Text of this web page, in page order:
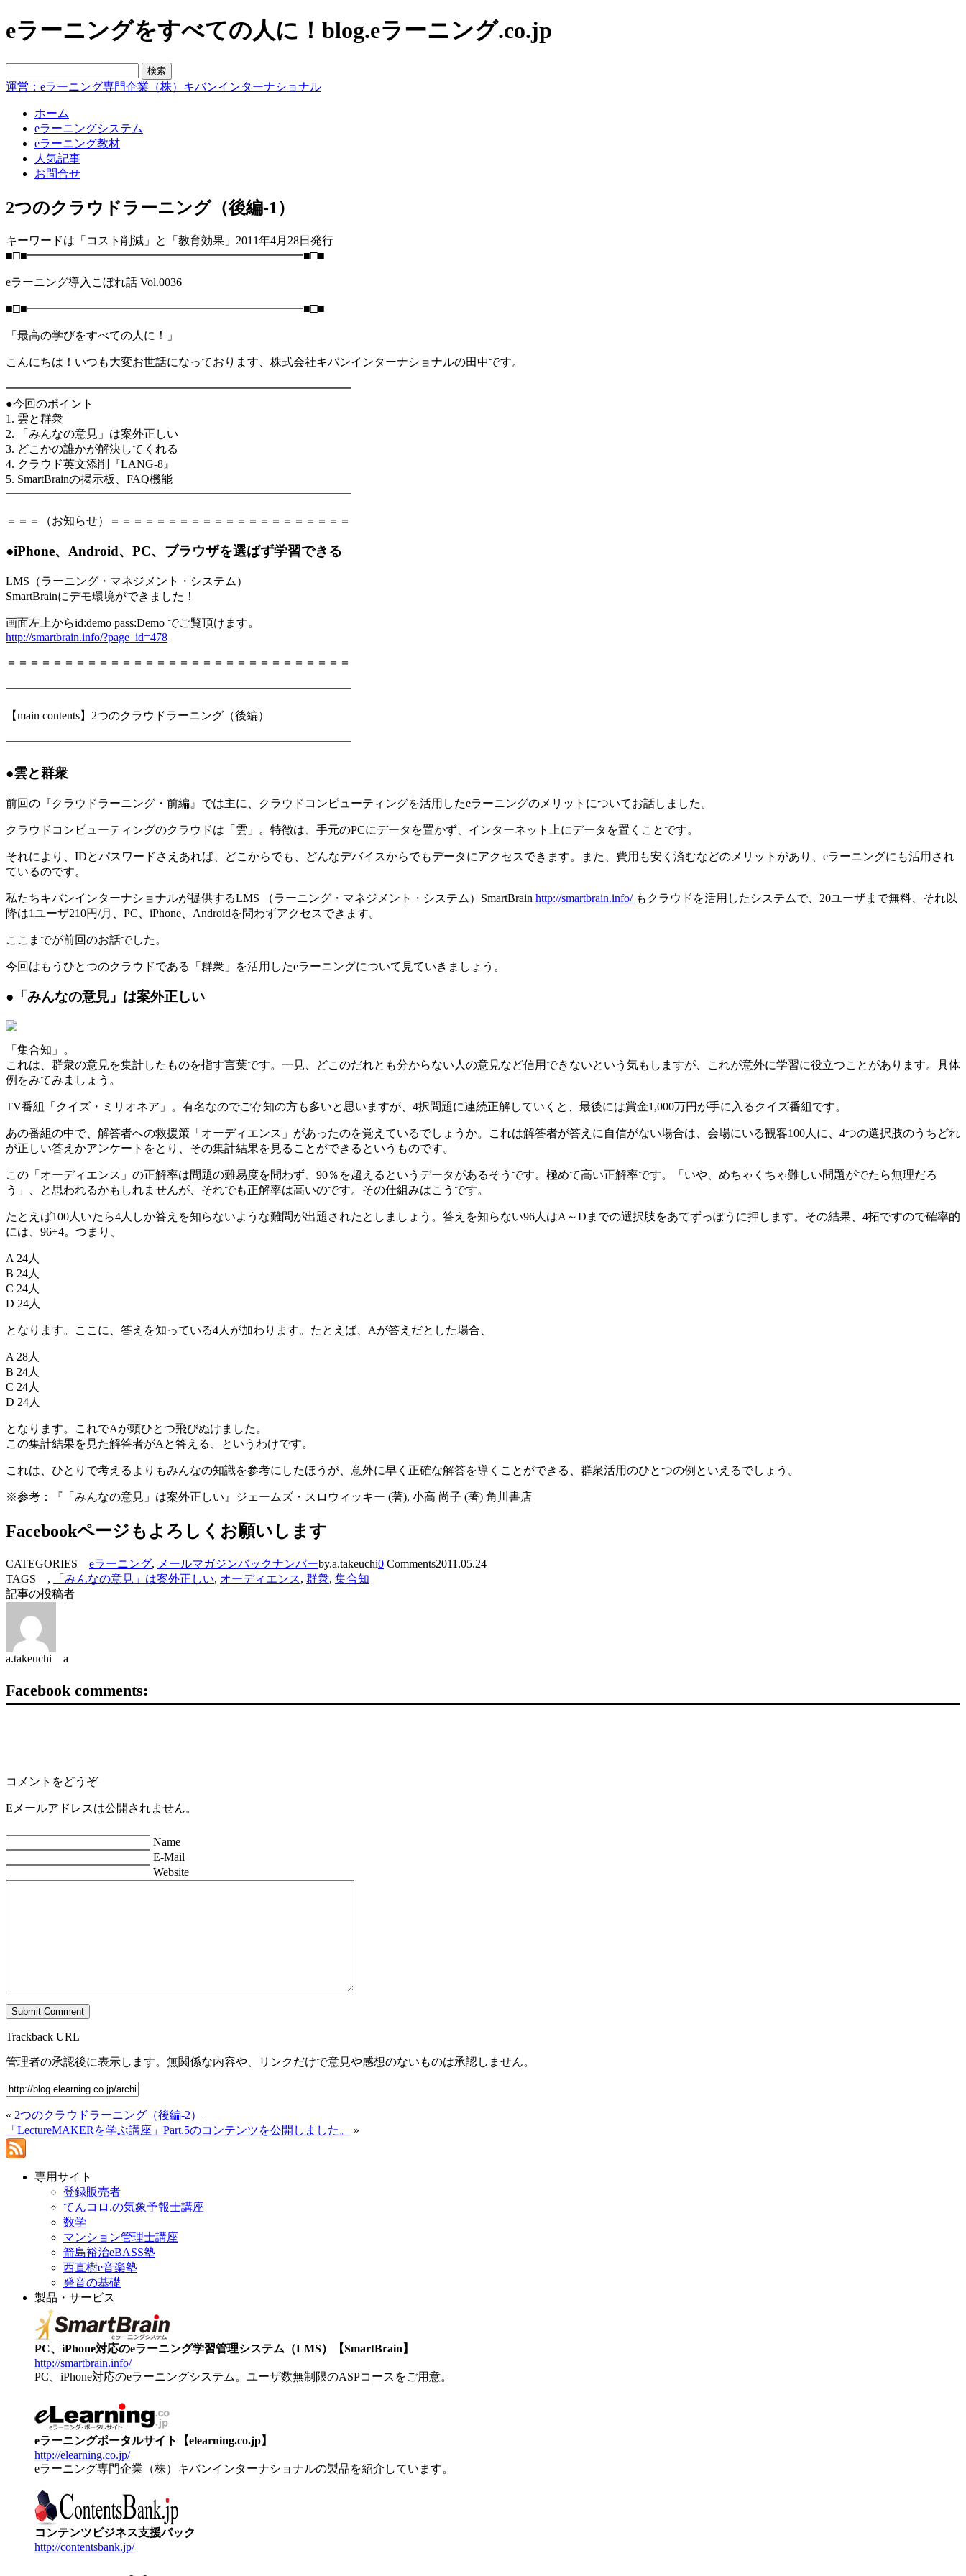
eラーニングをすべての人に！blog.eラーニング.co.jp
運営：eラーニング専門企業（株）キバンインターナショナル
ホーム
eラーニングシステム
eラーニング教材
人気記事
お問合せ
2つのクラウドラーニング（後編-1）
キーワードは「コスト削減」と「教育効果」2011年4月28日発行
■□■━━━━━━━━━━━━━━━━━━━━━━━━■□■
eラーニング導入こぼれ話 Vol.0036
■□■━━━━━━━━━━━━━━━━━━━━━━━━■□■
「最高の学びをすべての人に！」
こんにちは！いつも大変お世話になっております、株式会社キバンインターナショナルの田中です。
━━━━━━━━━━━━━━━━━━━━━━━━━━━━━━
●今回のポイント
1. 雲と群衆
2. 「みんなの意見」は案外正しい
3. どこかの誰かが解決してくれる
4. クラウド英文添削『LANG-8』
5. SmartBrainの掲示板、FAQ機能
━━━━━━━━━━━━━━━━━━━━━━━━━━━━━━
＝＝＝（お知らせ）＝＝＝＝＝＝＝＝＝＝＝＝＝＝＝＝＝＝＝＝＝
●iPhone、Android、PC、ブラウザを選ばず学習できる
LMS（ラーニング・マネジメント・システム）
SmartBrainにデモ環境ができました！
画面左上からid:demo pass:Demo でご覧頂けます。
http://smartbrain.info/?page_id=478
＝＝＝＝＝＝＝＝＝＝＝＝＝＝＝＝＝＝＝＝＝＝＝＝＝＝＝＝＝＝
━━━━━━━━━━━━━━━━━━━━━━━━━━━━━━
【main contents】2つのクラウドラーニング（後編）
━━━━━━━━━━━━━━━━━━━━━━━━━━━━━━
●雲と群衆
前回の『クラウドラーニング・前編』では主に、クラウドコンピューティングを活用したeラーニングのメリットについてお話しました。
クラウドコンピューティングのクラウドは「雲」。特徴は、手元のPCにデータを置かず、インターネット上にデータを置くことです。
それにより、IDとパスワードさえあれば、どこからでも、どんなデバイスからでもデータにアクセスできます。また、費用も安く済むなどのメリットがあり、eラーニングにも活用され
ているのです。
私たちキバンインターナショナルが提供するLMS （ラーニング・マネジメント・システム）SmartBrain http://smartbrain.info/ もクラウドを活用したシステムで、20ユーザまで無料、それ以
降は1ユーザ210円/月、PC、iPhone、Androidを問わずアクセスできます。
ここまでが前回のお話でした。
今回はもうひとつのクラウドである「群衆」を活用したeラーニングについて見ていきましょう。
●「みんなの意見」は案外正しい
「集合知」。
これは、群衆の意見を集計したものを指す言葉です。一見、どこのだれとも分からない人の意見など信用できないという気もしますが、これが意外に学習に役立つことがあります。具体
例をみてみましょう。
TV番組「クイズ・ミリオネア」。有名なのでご存知の方も多いと思いますが、4択問題に連続正解していくと、最後には賞金1,000万円が手に入るクイズ番組です。
あの番組の中で、解答者への救援策「オーディエンス」があったのを覚えているでしょうか。これは解答者が答えに自信がない場合は、会場にいる観客100人に、4つの選択肢のうちどれ
が正しい答えかアンケートをとり、その集計結果を見ることができるというものです。
この「オーディエンス」の正解率は問題の難易度を問わず、90％を超えるというデータがあるそうです。極めて高い正解率です。「いや、めちゃくちゃ難しい問題がでたら無理だろ
う」、と思われるかもしれませんが、それでも正解率は高いのです。その仕組みはこうです。
たとえば100人いたら4人しか答えを知らないような難問が出題されたとしましょう。答えを知らない96人はA～Dまでの選択肢をあてずっぽうに押します。その結果、4拓ですので確率的
には、96÷4。つまり、
A 24人
B 24人
C 24人
D 24人
となります。ここに、答えを知っている4人が加わります。たとえば、Aが答えだとした場合、
A 28人
B 24人
C 24人
D 24人
となります。これでAが頭ひとつ飛びぬけました。
この集計結果を見た解答者がAと答える、というわけです。
これは、ひとりで考えるよりもみんなの知識を参考にしたほうが、意外に早く正確な解答を導くことができる、群衆活用のひとつの例といえるでしょう。
※参考：『「みんなの意見」は案外正しい』ジェームズ・スロウィッキー (著), 小高 尚子 (著) 角川書店
Facebookページもよろしくお願いします
CATEGORIES eラーニング, メールマガジンバックナンバーby.a.takeuchi0 Comments2011.05.24
TAGS ,
「みんなの意見」は案外正しい, オーディエンス, 群衆, 集合知
記事の投稿者
a.takeuchi a
Facebook comments:
コメントをどうぞ
Eメールアドレスは公開されません。
Name
E-Mail
Website
Trackback URL
管理者の承認後に表示します。無関係な内容や、リンクだけで意見や感想のないものは承認しません。
« 2つのクラウドラーニング（後編-2）
「LectureMAKERを学ぶ講座」Part.5のコンテンツを公開しました。
»
専用サイト
登録販売者
てんコロ.の気象予報士講座
数学
マンション管理士講座
箭島裕治eBASS塾
西直樹e音楽塾
発音の基礎
製品・サービス
PC、iPhone対応のeラーニング学習管理システム（LMS）【SmartBrain】
http://smartbrain.info/
PC、iPhone対応のeラーニングシステム。ユーザ数無制限のASPコースをご用意。
eラーニングポータルサイト【elearning.co.jp】
http://elearning.co.jp/
eラーニング専門企業（株）キバンインターナショナルの製品を紹介しています。
コンテンツビジネス支援パック
http://contentsbank.jp/